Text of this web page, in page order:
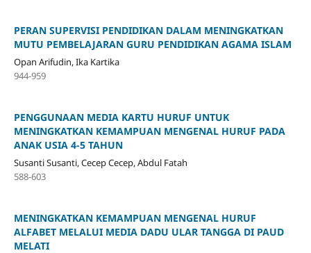
PERAN SUPERVISI PENDIDIKAN DALAM MENINGKATKAN
MUTU PEMBELAJARAN GURU PENDIDIKAN AGAMA ISLAM
Opan Arifudin, Ika Kartika
944-959
PENGGUNAAN MEDIA KARTU HURUF UNTUK
MENINGKATKAN KEMAMPUAN MENGENAL HURUF PADA
ANAK USIA 4-5 TAHUN
Susanti Susanti, Cecep Cecep, Abdul Fatah
588-603
MENINGKATKAN KEMAMPUAN MENGENAL HURUF
ALFABET MELALUI MEDIA DADU ULAR TANGGA DI PAUD
MELATI